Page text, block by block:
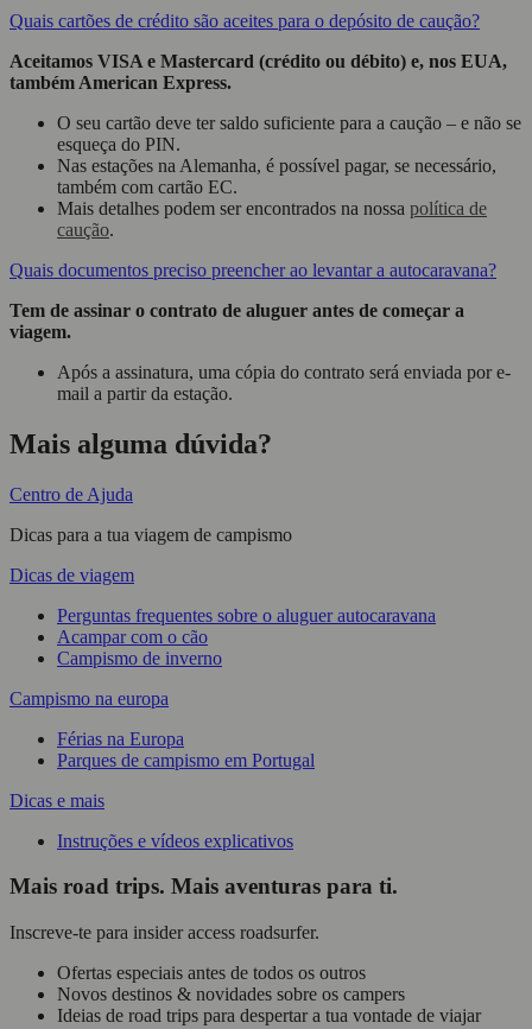
Quais cartões de crédito são aceites para o depósito de caução?
Aceitamos VISA e Mastercard (crédito ou débito) e, nos EUA,
também American Express.
O seu cartão deve ter saldo suficiente para a caução – e não se
esqueça do PIN.
Nas estações na Alemanha, é possível pagar, se necessário,
também com cartão EC.
Mais detalhes podem ser encontrados na nossa política de
caução.
Quais documentos preciso preencher ao levantar a autocaravana?
Tem de assinar o contrato de aluguer antes de começar a
viagem.
Após a assinatura, uma cópia do contrato será enviada por e-
mail a partir da estação.
Mais alguma dúvida?
Centro de Ajuda
Dicas para a tua viagem de campismo
Dicas de viagem
Perguntas frequentes sobre o aluguer autocaravana
Acampar com o cão
Campismo de inverno
Campismo na europa
Férias na Europa
Parques de campismo em Portugal
Dicas e mais
Instruções e vídeos explicativos
Mais road trips. Mais aventuras para ti.
Inscreve-te para insider access roadsurfer.
Ofertas especiais antes de todos os outros
Novos destinos & novidades sobre os campers
Ideias de road trips para despertar a tua vontade de viajar